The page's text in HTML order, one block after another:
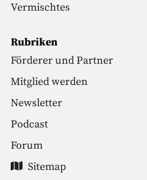
Vermischtes
Rubriken
Förderer und Partner
Mitglied werden
Newsletter
Podcast
Forum
Sitemap